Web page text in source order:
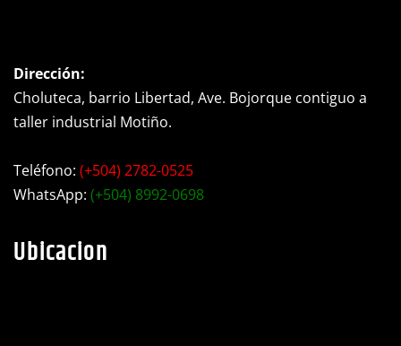
Dirección:
Choluteca, barrio Libertad, Ave. Bojorque contiguo a
taller industrial Motiño.
Teléfono: (+504) 2782-0525
WhatsApp: (+504) 8992-0698
Ubicacion